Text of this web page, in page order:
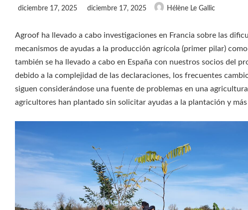
diciembre 17, 2025
Última
actualización
diciembre 17, 2025 Hélène Le Gallic
Agroof ha llevado a cabo investigaciones en Francia sobre las
mecanismos de ayudas a la producción agrícola (primer pilar)
también se ha llevado a cabo en España con nuestros socios del
debido a la complejidad de las declaraciones, los frecuentes
siguen considerándose una fuente de problemas en una
agricultores han plantado sin solicitar ayudas a la plantación y